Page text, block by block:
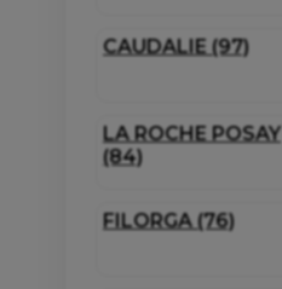
CAUDALIE (97)
LA ROCHE POSAY
(84)
FILORGA (76)